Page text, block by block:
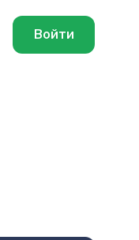
Войти